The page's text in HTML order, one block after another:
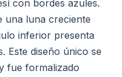
con bordes azules.
una luna creciente
inferior presenta
Este diseño único se
fue formalizado